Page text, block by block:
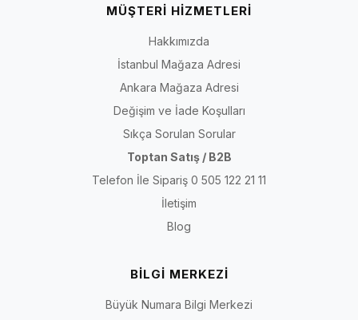
MÜŞTERİ HİZMETLERİ
Hakkımızda
İstanbul Mağaza Adresi
Ankara Mağaza Adresi
Değişim ve İade Koşulları
Sıkça Sorulan Sorular
Toptan Satış / B2B
Telefon İle Sipariş 0 505 122 21 11
İletişim
Blog
BİLGİ MERKEZİ
Büyük Numara Bilgi Merkezi